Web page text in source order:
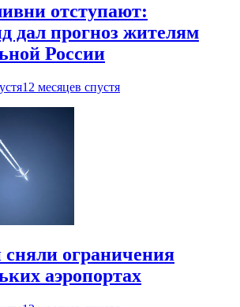
отступают:
дал прогноз жителям
России
12 месяцев спустя
сняли ограничения
аэропортах